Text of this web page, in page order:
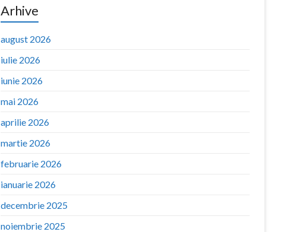
Arhive
august 2026
iulie 2026
iunie 2026
mai 2026
aprilie 2026
martie 2026
februarie 2026
ianuarie 2026
decembrie 2025
noiembrie 2025